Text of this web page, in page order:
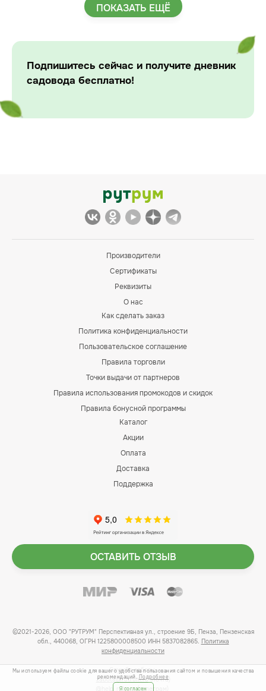
ПОКАЗАТЬ ЕЩЁ
Подпишитесь сейчас и получите дневник
садовода бесплатно!
Производители
Сертификаты
Реквизиты
О нас
Как сделать заказ
Политика конфиденциальности
Пользовательское соглашение
Правила торговли
Точки выдачи от партнеров
Правила использования промокодов и скидок
Правила бонусной программы
Каталог
Акции
Оплата
Доставка
Поддержка
ОСТАВИТЬ ОТЗЫВ
©2021-2026, ООО "РУТРУМ" Перспективная ул., строение 9Б, Пенза, Пензенская
обл., 440068, ОГРН 1225800008500 ИНН 5837082865. Политика
конфиденциальности
Служба заботы:
zabota@rutrum.ru(почта)
@help_rutrum (телеграм)
Мы используем файлы cookie для вашего удобства пользования сайтом и повышения качества
рекомендаций. Подробнее
Я согласен